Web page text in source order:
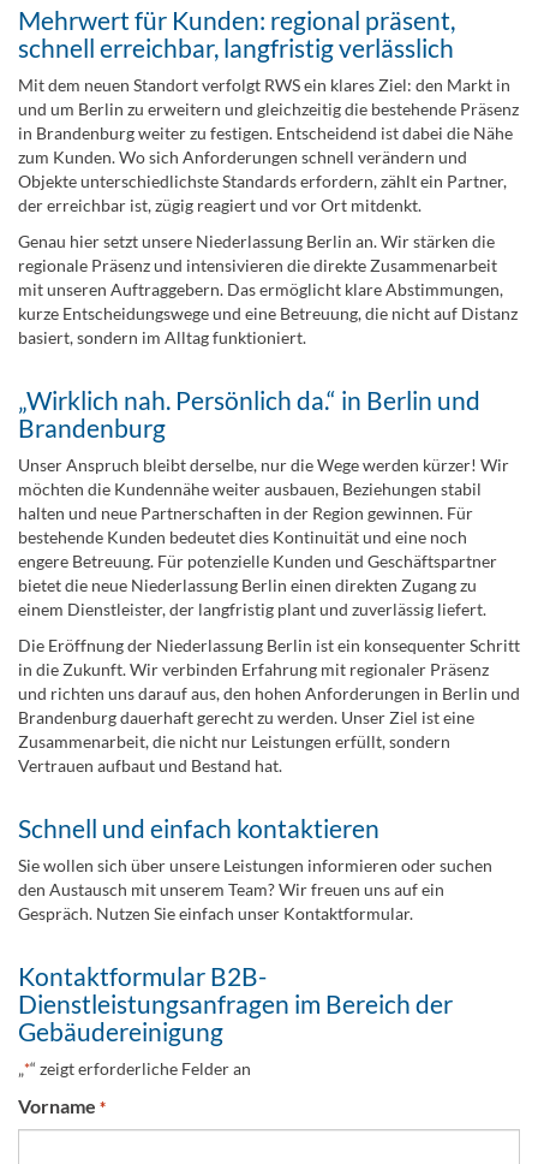
Mehrwert für Kunden: regional präsent,
schnell erreichbar, langfristig verlässlich
Mit dem neuen Standort verfolgt RWS ein klares Ziel: den Markt in
und um Berlin zu erweitern und gleichzeitig die bestehende Präsenz
in Brandenburg weiter zu festigen. Entscheidend ist dabei die Nähe
zum Kunden. Wo sich Anforderungen schnell verändern und
Objekte unterschiedlichste Standards erfordern, zählt ein Partner,
der erreichbar ist, zügig reagiert und vor Ort mitdenkt.
Genau hier setzt unsere Niederlassung Berlin an. Wir stärken die
regionale Präsenz und intensivieren die direkte Zusammenarbeit
mit unseren Auftraggebern. Das ermöglicht klare Abstimmungen,
kurze Entscheidungswege und eine Betreuung, die nicht auf Distanz
basiert, sondern im Alltag funktioniert.
„Wirklich nah. Persönlich da.“ in Berlin und
Brandenburg
Unser Anspruch bleibt derselbe, nur die Wege werden kürzer! Wir
möchten die Kundennähe weiter ausbauen, Beziehungen stabil
halten und neue Partnerschaften in der Region gewinnen. Für
bestehende Kunden bedeutet dies Kontinuität und eine noch
engere Betreuung. Für potenzielle Kunden und Geschäftspartner
bietet die neue Niederlassung Berlin einen direkten Zugang zu
einem Dienstleister, der langfristig plant und zuverlässig liefert.
Die Eröffnung der Niederlassung Berlin ist ein konsequenter Schritt
in die Zukunft. Wir verbinden Erfahrung mit regionaler Präsenz
und richten uns darauf aus, den hohen Anforderungen in Berlin und
Brandenburg dauerhaft gerecht zu werden. Unser Ziel ist eine
Zusammenarbeit, die nicht nur Leistungen erfüllt, sondern
Vertrauen aufbaut und Bestand hat.
Schnell und einfach kontaktieren
Sie wollen sich über unsere Leistungen informieren oder suchen
den Austausch mit unserem Team? Wir freuen uns auf ein
Gespräch. Nutzen Sie einfach unser Kontaktformular.
Kontaktformular B2B-
Dienstleistungsanfragen im Bereich der
Gebäudereinigung
„*“ zeigt erforderliche Felder an
Vorname *